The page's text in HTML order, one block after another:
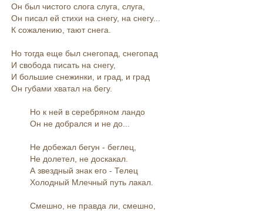
Он был чистого слога слуга, слуга,
Он писал ей стихи на снегу, на снегу...
К сожалению, тают снега.
Но тогда еще был снегопад, снегопад
И свобода писать на снегу,
И большие снежинки, и град, и град
Он губами хватал на бегу.
Но к ней в серебряном ландо
Он не добрался и не до...
Не добежал бегун - беглец,
Не долетел, не доскакал.
А звездный знак его - Телец
Холодный Млечный путь лакал.
Смешно, не правда ли, смешно,